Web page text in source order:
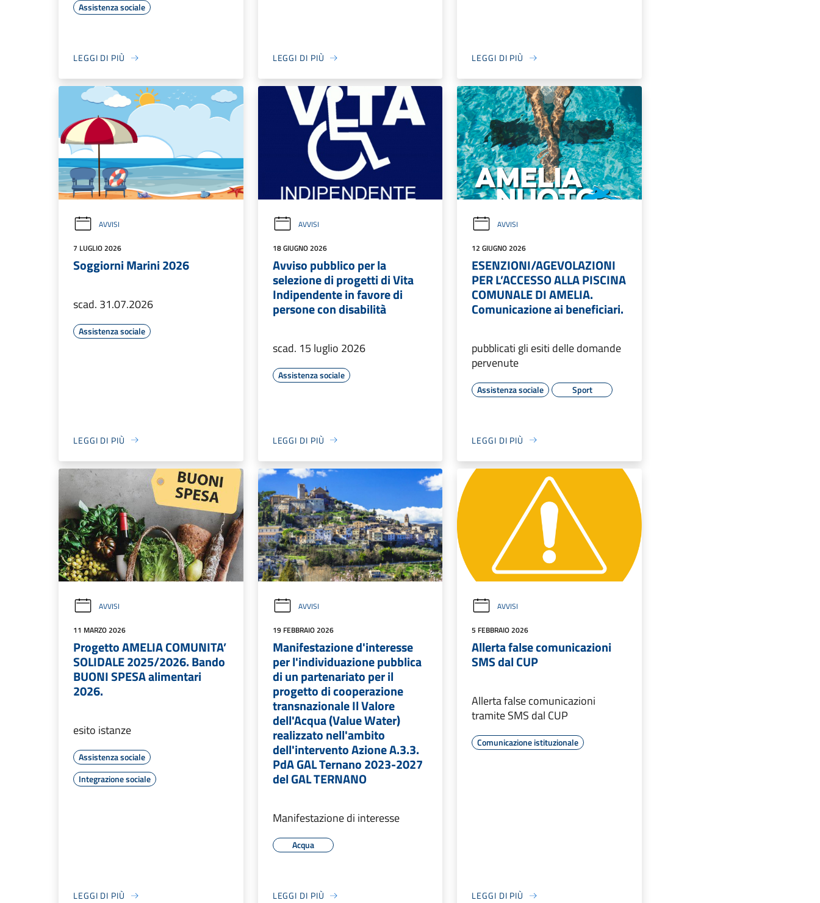
Assistenza sociale
LEGGI DI PIÙ LEGGI DI PIÙ LEGGI DI PIÙ
AVVISI
7 LUGLIO 2026
Soggiorni Marini 2026
scad. 31.07.2026
Assistenza sociale
LEGGI DI PIÙ
AVVISI
18 GIUGNO 2026
Avviso pubblico per la
selezione di progetti di Vita
Indipendente in favore di
persone con disabilità
scad. 15 luglio 2026
Assistenza sociale
LEGGI DI PIÙ
AVVISI
12 GIUGNO 2026
ESENZIONI/AGEVOLAZIONI
PER L’ACCESSO ALLA PISCINA
COMUNALE DI AMELIA.
Comunicazione ai beneficiari.
pubblicati gli esiti delle domande
pervenute
Assistenza sociale Sport
LEGGI DI PIÙ
AVVISI
11 MARZO 2026
Progetto AMELIA COMUNITA’
SOLIDALE 2025/2026. Bando
BUONI SPESA alimentari
2026.
esito istanze
Assistenza sociale
Integrazione sociale
LEGGI DI PIÙ
AVVISI
19 FEBBRAIO 2026
Manifestazione d'interesse
per l'individuazione pubblica
di un partenariato per il
progetto di cooperazione
transnazionale Il Valore
dell'Acqua (Value Water)
realizzato nell'ambito
dell'intervento Azione A.3.3.
PdA GAL Ternano 2023-2027
del GAL TERNANO
Manifestazione di interesse
Acqua
LEGGI DI PIÙ
AVVISI
5 FEBBRAIO 2026
Allerta false comunicazioni
SMS dal CUP
Allerta false comunicazioni
tramite SMS dal CUP
Comunicazione istituzionale
LEGGI DI PIÙ